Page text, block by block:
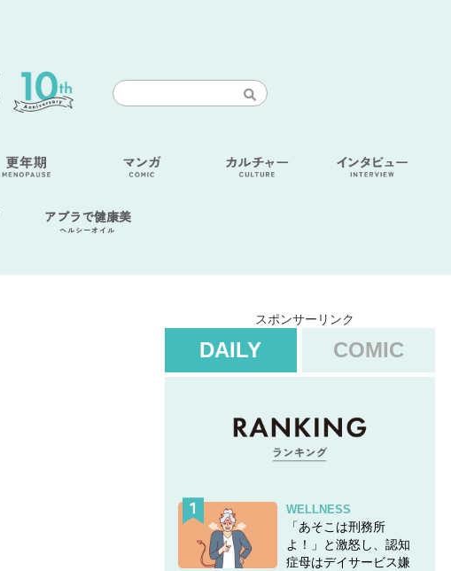
アブラで健康美
ヘルシーオイル
スポンサーリンク
DAILY COMIC
WELLNESS
「あそこは刑務所
よ！」と激怒し、認知
症母はデイサービス嫌